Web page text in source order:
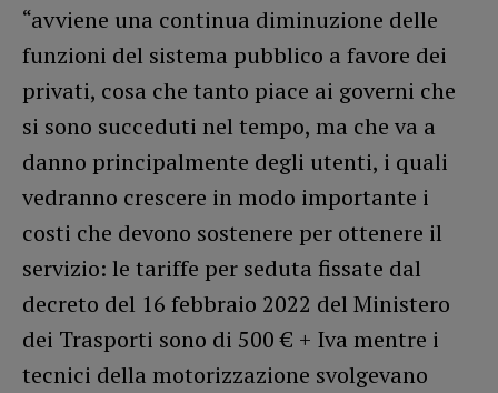
“avviene una continua diminuzione delle
funzioni del sistema pubblico a favore dei
privati, cosa che tanto piace ai governi che
si sono succeduti nel tempo, ma che va a
danno principalmente degli utenti, i quali
vedranno crescere in modo importante i
costi che devono sostenere per ottenere il
servizio: le tariffe per seduta fissate dal
decreto del 16 febbraio 2022 del Ministero
dei Trasporti sono di 500 € + Iva mentre i
tecnici della motorizzazione svolgevano